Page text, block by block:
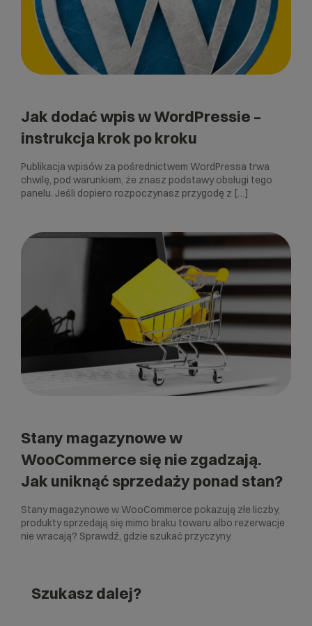
Jak dodać wpis w WordPressie –
instrukcja krok po kroku
Publikacja wpisów za pośrednictwem WordPressa trwa
chwilę, pod warunkiem, że znasz podstawy obsługi tego
panelu. Jeśli dopiero rozpoczynasz przygodę z […]
Stany magazynowe w
WooCommerce się nie zgadzają.
Jak uniknąć sprzedaży ponad stan?
Stany magazynowe w WooCommerce pokazują złe liczby,
produkty sprzedają się mimo braku towaru albo rezerwacje
nie wracają? Sprawdź, gdzie szukać przyczyny.
Szukasz dalej?